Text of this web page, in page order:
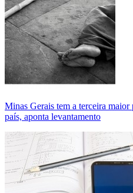
Minas Gerais tem a terceira
país, aponta levantamento